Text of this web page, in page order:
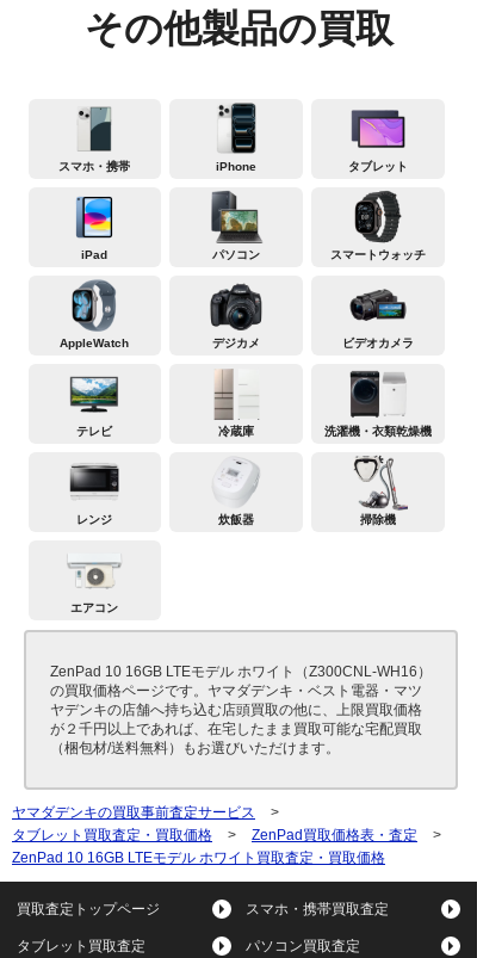
その他製品の買取
スマホ・携帯 iPhone タブレット
iPad パソコン スマートウォッチ
AppleWatch デジカメ ビデオカメラ
テレビ 冷蔵庫 洗濯機・衣類乾燥機
レンジ 炊飯器 掃除機
エアコン
ZenPad 10 16GB LTEモデル ホワイト（Z300CNL-WH16）
の買取価格ページです。ヤマダデンキ・ベスト電器・マツ
ヤデンキの店舗へ持ち込む店頭買取の他に、上限買取価格
が２千円以上であれば、在宅したまま買取可能な宅配買取
（梱包材/送料無料）もお選びいただけます。
ヤマダデンキの買取事前査定サービス
>
タブレット買取査定・買取価格
> ZenPad買取価格表・査定
>
ZenPad 10 16GB LTEモデル ホワイト買取査定・買取価格
買取査定トップページ スマホ・携帯買取査定
タブレット買取査定 パソコン買取査定